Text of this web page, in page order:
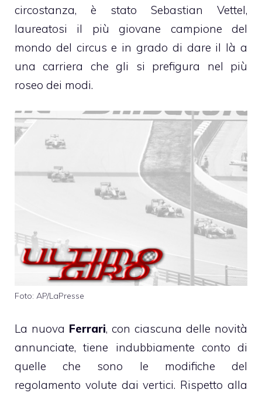
circostanza, è stato Sebastian Vettel,
laureatosi il più giovane campione del
mondo del circus e in grado di dare il là a
una carriera che gli si prefigura nel più
roseo dei modi.
Foto: AP/LaPresse
La nuova Ferrari, con ciascuna delle novità
annunciate, tiene indubbiamente conto di
quelle che sono le modifiche del
regolamento volute dai vertici. Rispetto alla